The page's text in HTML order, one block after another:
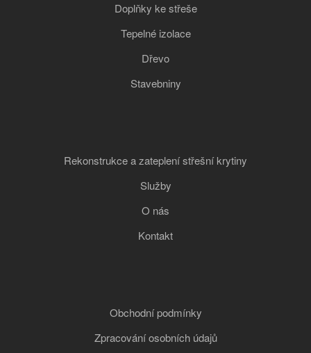
Doplňky ke střeše
Tepelné izolace
Dřevo
Stavebniny
Rekonstrukce a zateplení střešní krytiny
Služby
O nás
Kontakt
Obchodní podmínky
Zpracování osobních údajů